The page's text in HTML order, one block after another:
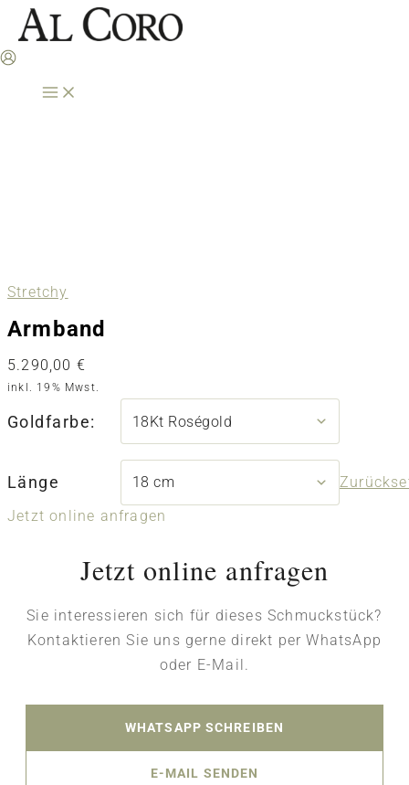
Zum
Inhalt
springen
Stretchy
Armband
5.290,00 €
inkl. 19% Mwst.
Goldfarbe:
Länge
Jetzt online anfragen
Jetzt online anfragen
Sie interessieren sich für dieses Schmuckstück?
Kontaktieren Sie uns gerne direkt per WhatsApp
oder E-Mail.
WHATSAPP SCHREIBEN
E-MAIL SENDEN